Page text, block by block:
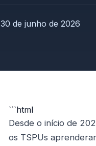
30 de junho de 2026
```html
Desde o início de
os TSPUs